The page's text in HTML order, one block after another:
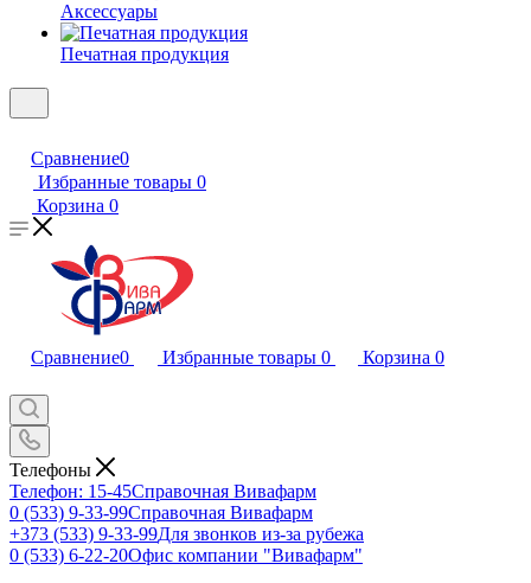
Аксессуары
Печатная продукция
Сравнение0
Избранные товары 0
Корзина 0
Сравнение0 Избранные товары 0 Корзина 0
Телефоны
Телефон: 15-45Справочная Вивафарм
0 (533) 9-33-99Справочная Вивафарм
+373 (533) 9-33-99Для звонков из-за рубежа
0 (533) 6-22-20Офис компании "Вивафарм"